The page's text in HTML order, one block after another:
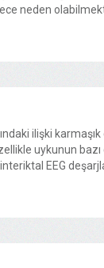
neden
ilişki karmaşık
uykunun
EEG